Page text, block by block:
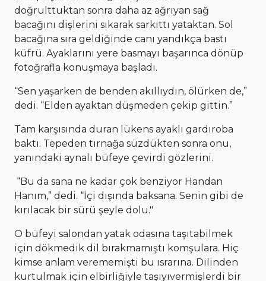
doğrulttuktan sonra daha az ağrıyan sağ
bacağını dişlerini sıkarak sarkıttı yataktan. Sol
bacağına sıra geldiğinde canı yandıkça bastı
küfrü. Ayaklarını yere basmayı başarınca dönüp
fotoğrafla konuşmaya başladı.
“Sen yaşarken de benden akıllıydın, ölürken de,”
dedi. “Elden ayaktan düşmeden çekip gittin.”
Tam karşısında duran lükens ayaklı gardıroba
baktı. Tepeden tırnağa süzdükten sonra onu,
yanındaki aynalı büfeye çevirdi gözlerini.
“Bu da sana ne kadar çok benziyor Handan
Hanım,” dedi. “İçi dışında baksana. Senin gibi de
kırılacak bir sürü şeyle dolu."
O büfeyi salondan yatak odasına taşıtabilmek
için dökmedik dil bırakmamıştı komşulara. Hiç
kimse anlam verememişti bu ısrarına. Dilinden
kurtulmak için elbirliğiyle taşıyıvermişlerdi bir